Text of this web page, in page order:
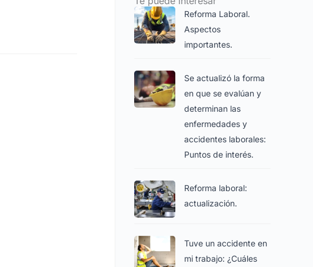
Reforma Laboral.
Aspectos
importantes.
Se actualizó la forma
en que se evalúan y
determinan las
enfermedades y
accidentes laborales:
Puntos de interés.
Reforma laboral:
actualización.
Tuve un accidente en
mi trabajo: ¿Cuáles